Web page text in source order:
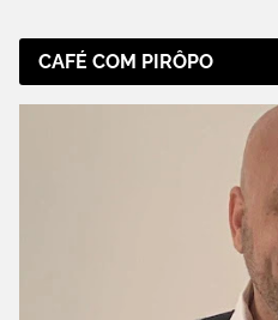
CAFÉ COM PIRÔPO